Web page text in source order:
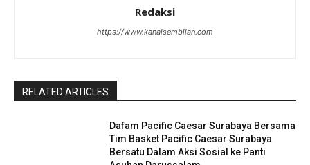
Redaksi
https://www.kanalsembilan.com
RELATED ARTICLES
Dafam Pacific Caesar Surabaya Bersama
Tim Basket Pacific Caesar Surabaya
Bersatu Dalam Aksi Sosial ke Panti